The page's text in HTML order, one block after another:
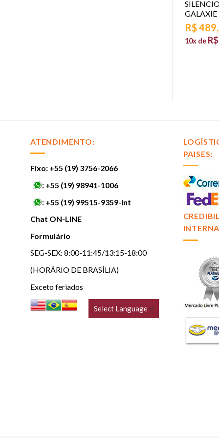
GALAXIE
R$
10x de R$
ATENDIMENTO:
Fixo: +55 (19) 3756-2066
: +55 (19) 98941-1006
: +55 (19) 99515-9359-Int
Chat ON-LINE
Formulário
SEG-SEX: 8:00-11:45/13:15-18:00
(HORÁRIO DE BRASÍLIA)
Exceto feriados
PAISES: